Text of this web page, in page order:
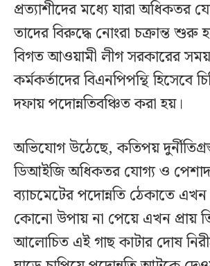
প্রত্যাশীদের মধ্যে যারা অধিকতর
তাদের বিরুদ্ধে নোংরা চক্রান্ত
বিগত আওয়ামী লীগ সরকারের
কর্মকর্তাদের বিএনপিপন্থি হিসেবে
দফায় পদোন্নতিবঞ্চিত করা হয়।
অভিযোগ উঠেছে, কতিপয়
ডিআইজি অধিকতর যোগ্য ও
ব্যাচমেটের পদোন্নতি ঠেকাতে এখন
কোনো উপায় না পেয়ে এখন
আলোচিত এই গাছ কাটার দোষ